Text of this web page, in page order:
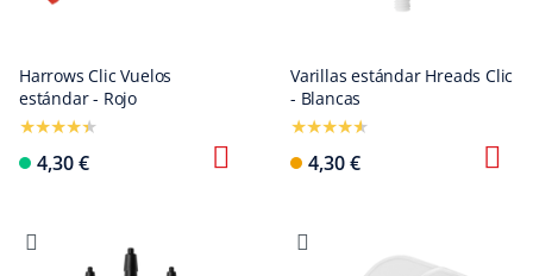
Harrows Clic Vuelos
estándar - Rojo
4,30 €
Varillas estándar Hreads Clic
- Blancas
4,30 €